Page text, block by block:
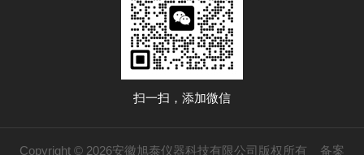
扫一扫，添加微信
Copyright © 2026安徽旭泰仪器科技有限公司版权所有 备案